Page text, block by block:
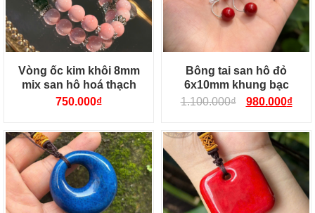
Vòng ốc kim khôi 8mm
mix san hô hoá thạch
xanh
750.000₫
Bông tai san hô đỏ
6x10mm khung bạc
1.100.000₫ 980.000₫